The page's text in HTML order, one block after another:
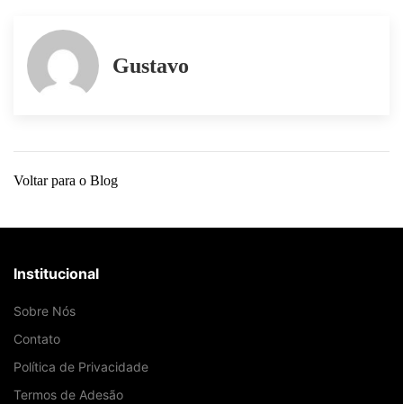
Gustavo
Voltar para o Blog
Institucional
Sobre Nós
Contato
Política de Privacidade
Termos de Adesão